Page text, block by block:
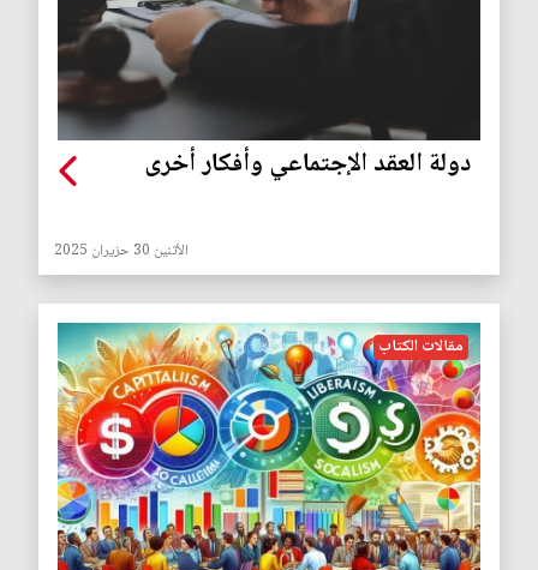
دولة العقد الإجتماعي وأفكار أخرى
الأثنين 30 حزيران 2025
مقالات الكتاب